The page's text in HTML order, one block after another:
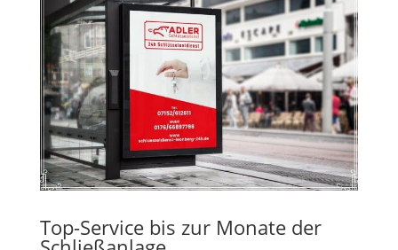
Top-Service bis zur Monate der